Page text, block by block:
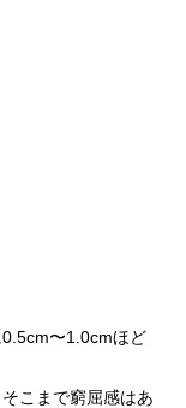
〜1.0cmほど
こまで窮屈感はあ